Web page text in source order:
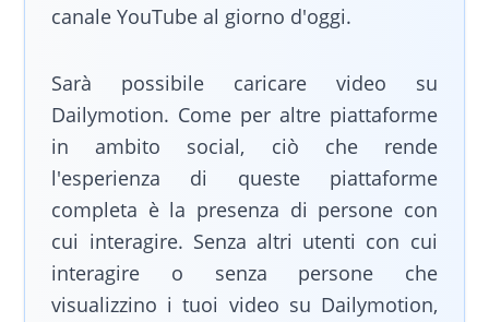
canale YouTube al giorno d'oggi.
Sarà possibile caricare video su
Dailymotion. Come per altre piattaforme
in ambito social, ciò che rende
l'esperienza di queste piattaforme
completa è la presenza di persone con
cui interagire. Senza altri utenti con cui
interagire o senza persone che
visualizzino i tuoi video su Dailymotion,